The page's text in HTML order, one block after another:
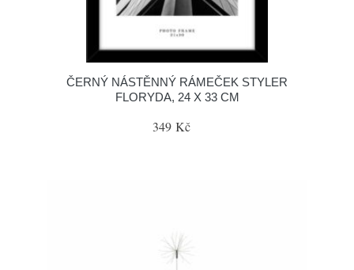
ČERNÝ NÁSTĚNNÝ RÁMEČEK STYLER
FLORYDA, 24 X 33 CM
349 Kč